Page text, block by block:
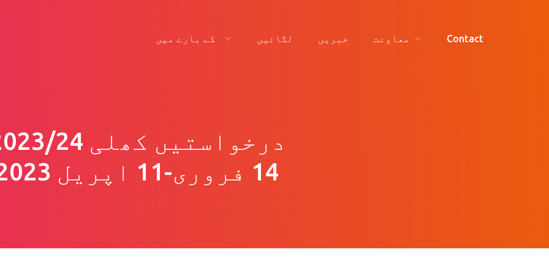
کے بارے میں لگائیں خبریں معاونت Contact
2023/24 درخواستیں
14 فروری-11 اپریل 2023